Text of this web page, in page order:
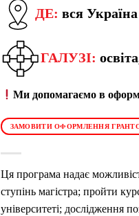
ДЕ: вся Україна
ГАЛУЗІ:
Ми допомагаємо в
ЗАМОВИТИ ОФОРМЛЕННЯ
Ця програма надає
ступінь магістра; пройти
університеті; дослідження